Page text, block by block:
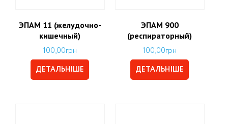
ЭПАМ 11 (желудочно-
кишечный)
100,00грн
ДЕТАЛЬНІШЕ
ЭПАМ 900
(респираторный)
100,00грн
ДЕТАЛЬНІШЕ